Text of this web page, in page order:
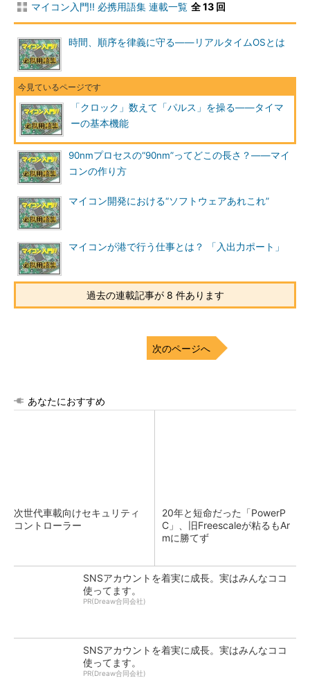
マイコン入門!! 必携用語集 連載一覧 全 13 回
時間、順序を律義に守る――リアルタイムOSとは
「クロック」数えて「パルス」を操る――タイマ
ーの基本機能
90nmプロセスの“90nm”ってどこの長さ？――マイ
コンの作り方
マイコン開発における“ソフトウェアあれこれ”
マイコンが港で行う仕事とは？ 「入出力ポート」
過去の連載記事が 8 件あります
次のページへ
あなたにおすすめ
次世代車載向けセキュリティ
コントローラー
20年と短命だった「PowerP
C」、旧Freescaleが粘るもAr
mに勝てず
SNSアカウントを着実に成長。実はみんなココ
使ってます。
PR(Dreaw合同会社)
SNSアカウントを着実に成長。実はみんなココ
使ってます。
PR(Dreaw合同会社)